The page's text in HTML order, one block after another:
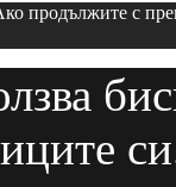
продължите с